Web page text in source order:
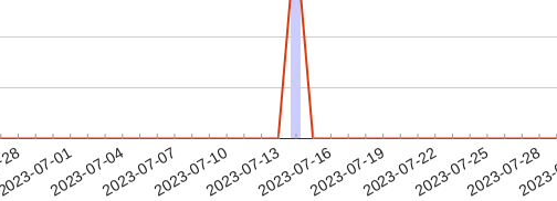
07-01
2023-07-042023-07-072023-07-102023-07-132023-07-162023-07-192023-07-222023-07-252023-07-28